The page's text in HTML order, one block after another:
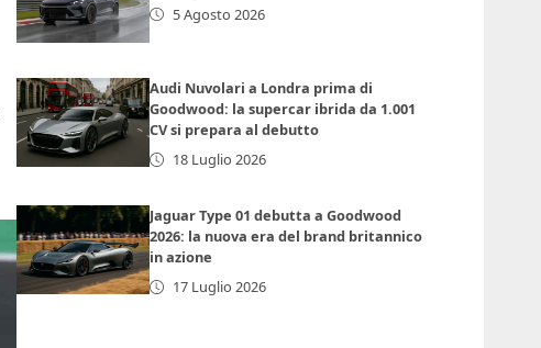
5 Agosto 2026
Audi Nuvolari a Londra prima di
Goodwood: la supercar ibrida da 1.001
CV si prepara al debutto
18 Luglio 2026
Jaguar Type 01 debutta a Goodwood
2026: la nuova era del brand britannico
in azione
17 Luglio 2026